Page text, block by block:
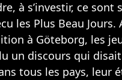
à s’investir, ce sont
les Plus Beau Jours.
à Göteborg, les
un discours qui
tous les pays, leur